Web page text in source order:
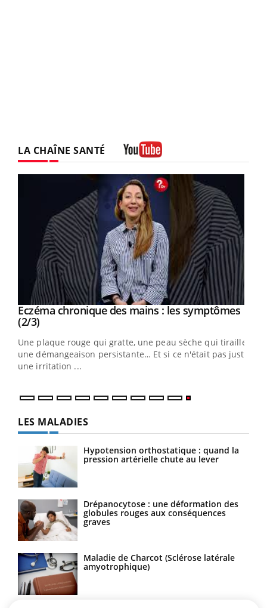
LA CHAÎNE SANTÉ
Youtube
Eczéma chronique des mains : les symptômes
(2/3)Youtube
Une plaque rouge qui gratte, une peau sèche qui tiraille,
une démangeaison persistante… Et si ce n'était pas juste
une irritation ...
LES MALADIES
Hypotension orthostatique : quand la
pression artérielle chute au lever
Drépanocytose : une déformation des
globules rouges aux conséquences
graves
Maladie de Charcot (Sclérose latérale
amyotrophique)